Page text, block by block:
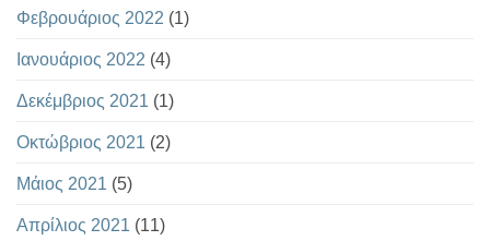
Φεβρουάριος 2022 (1)
Ιανουάριος 2022 (4)
Δεκέμβριος 2021 (1)
Οκτώβριος 2021 (2)
Μάιος 2021 (5)
Απρίλιος 2021 (11)